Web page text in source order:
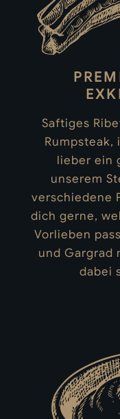
Saftiges
Rumpsteak,
lieber ein
unserem
verschiedene
dich gerne,
Vorlieben
und Gargrad
dabei